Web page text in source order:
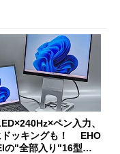
ペン入力、
ドッキングも！ EHO
の"全部入り"16型モ